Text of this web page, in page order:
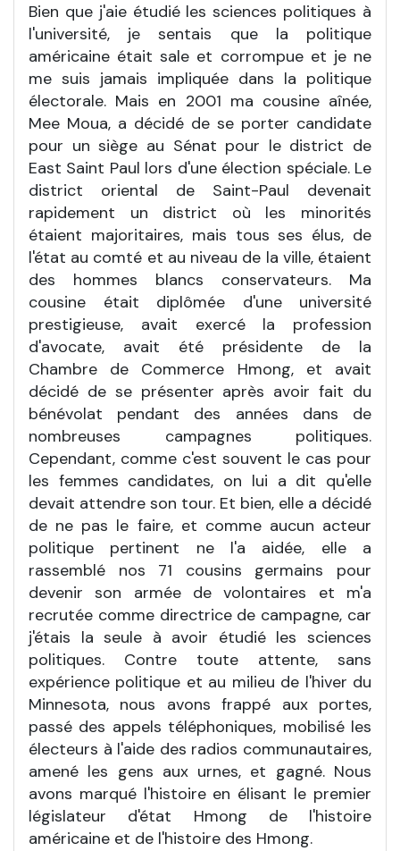
Bien que j'aie étudié les sciences politiques à
l'université, je sentais que la politique
américaine était sale et corrompue et je ne
me suis jamais impliquée dans la politique
électorale. Mais en 2001 ma cousine aînée,
Mee Moua, a décidé de se porter candidate
pour un siège au Sénat pour le district de
East Saint Paul lors d'une élection spéciale. Le
district oriental de Saint-Paul devenait
rapidement un district où les minorités
étaient majoritaires, mais tous ses élus, de
l'état au comté et au niveau de la ville, étaient
des hommes blancs conservateurs. Ma
cousine était diplômée d'une université
prestigieuse, avait exercé la profession
d'avocate, avait été présidente de la
Chambre de Commerce Hmong, et avait
décidé de se présenter après avoir fait du
bénévolat pendant des années dans de
nombreuses campagnes politiques.
Cependant, comme c'est souvent le cas pour
les femmes candidates, on lui a dit qu'elle
devait attendre son tour. Et bien, elle a décidé
de ne pas le faire, et comme aucun acteur
politique pertinent ne l'a aidée, elle a
rassemblé nos 71 cousins germains pour
devenir son armée de volontaires et m'a
recrutée comme directrice de campagne, car
j'étais la seule à avoir étudié les sciences
politiques. Contre toute attente, sans
expérience politique et au milieu de l'hiver du
Minnesota, nous avons frappé aux portes,
passé des appels téléphoniques, mobilisé les
électeurs à l'aide des radios communautaires,
amené les gens aux urnes, et gagné. Nous
avons marqué l'histoire en élisant le premier
législateur d'état Hmong de l'histoire
américaine et de l'histoire des Hmong.